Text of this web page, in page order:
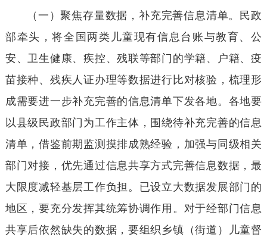
（一）聚焦存量数据，补充完善信息清单。民政
部牵头，将全国两类儿童现有信息台账与教育、公
安、卫生健康、疾控、残联等部门的学籍、户籍、疫
苗接种、残疾人证办理等数据进行比对核验，梳理形
成需要进一步补充完善的信息清单下发各地。各地要
以县级民政部门为工作主体，围绕待补充完善的信息
清单，借鉴前期监测摸排成熟经验，加强与同级相关
部门对接，优先通过信息共享方式完善信息数据，最
大限度减轻基层工作负担。已设立大数据发展部门的
地区，要充分发挥其统筹协调作用。对于经部门信息
共享后依然缺失的数据，要组织乡镇（街道）儿童督